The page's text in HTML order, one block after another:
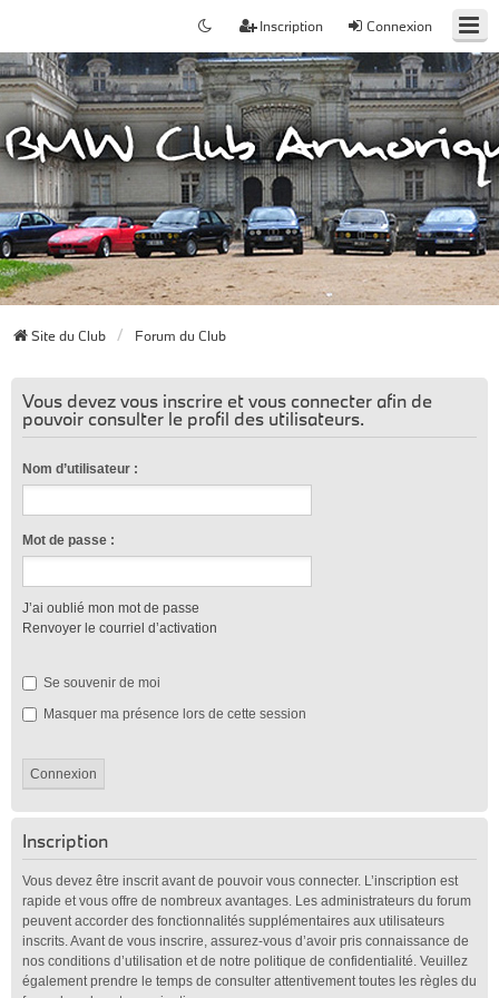
Connexion
Inscription
Site du Club Forum du Club
Vous devez vous inscrire et vous connecter afin de
pouvoir consulter le profil des utilisateurs.
Nom d’utilisateur :
Mot de passe :
J’ai oublié mon mot de passe
Renvoyer le courriel d’activation
Se souvenir de moi
Masquer ma présence lors de cette session
Inscription
Vous devez être inscrit avant de pouvoir vous connecter. L’inscription est
rapide et vous offre de nombreux avantages. Les administrateurs du forum
peuvent accorder des fonctionnalités supplémentaires aux utilisateurs
inscrits. Avant de vous inscrire, assurez-vous d’avoir pris connaissance de
nos conditions d’utilisation et de notre politique de confidentialité. Veuillez
également prendre le temps de consulter attentivement toutes les règles du